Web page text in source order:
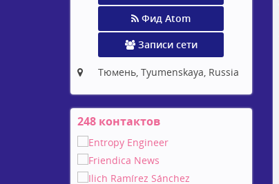
Фид Atom
Записи сети
Тюмень, Tyumenskaya, Russia
248 контактовПросмотр